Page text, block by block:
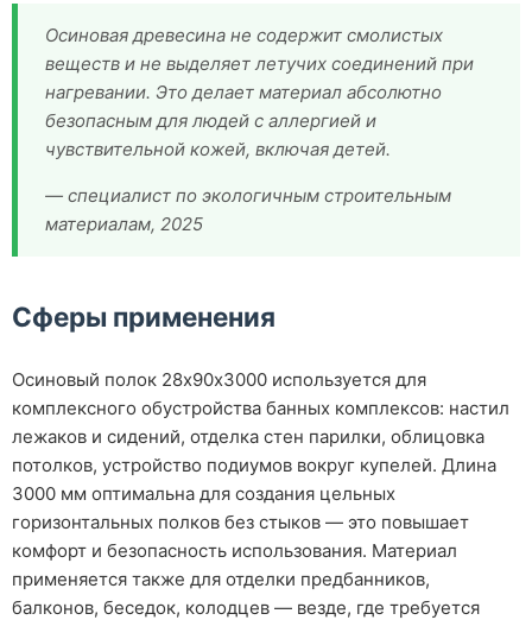
Осиновая древесина не содержит смолистых
веществ и не выделяет летучих соединений при
нагревании. Это делает материал абсолютно
безопасным для людей с аллергией и
чувствительной кожей, включая детей.
— специалист по экологичным строительным
материалам, 2025
Сферы применения
Осиновый полок 28х90х3000 используется для
комплексного обустройства банных комплексов: настил
лежаков и сидений, отделка стен парилки, облицовка
потолков, устройство подиумов вокруг купелей. Длина
3000 мм оптимальна для создания цельных
горизонтальных полков без стыков — это повышает
комфорт и безопасность использования. Материал
применяется также для отделки предбанников,
балконов, беседок, колодцев — везде, где требуется